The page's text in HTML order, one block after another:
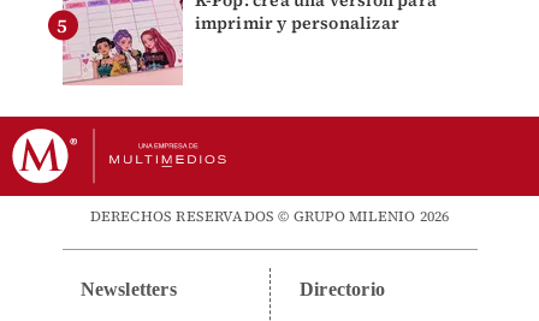
imprimir y personalizar
DERECHOS RESERVADOS © GRUPO MILENIO 2026
Newsletters Directorio